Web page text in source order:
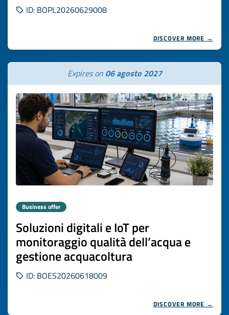
ID: BOPL20260629008
DISCOVER MORE →
Expires on 06 agosto 2027
Business offer
Soluzioni digitali e IoT per
monitoraggio qualità dell’acqua e
gestione acquacoltura
ID: BOES20260618009
DISCOVER MORE →